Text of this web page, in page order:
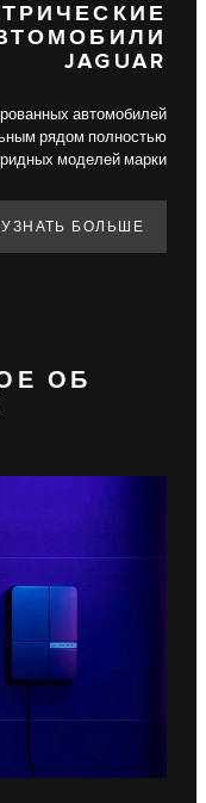
JAGUAR
автомобилей
рядом полностью
моделей марки.
УЗНАТЬ БОЛЬШЕ
ОБ